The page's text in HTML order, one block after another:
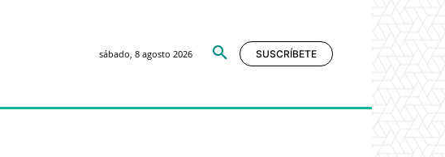
sábado, 8 agosto 2026 SUSCRÍBETE